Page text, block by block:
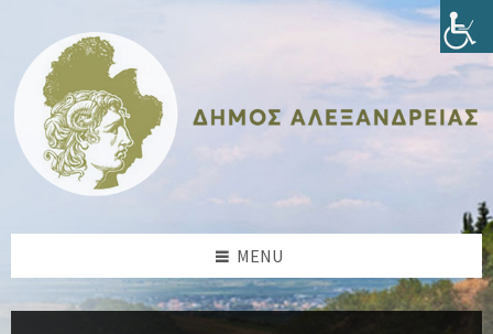
content
sidebar
sidebar
footer
MENU